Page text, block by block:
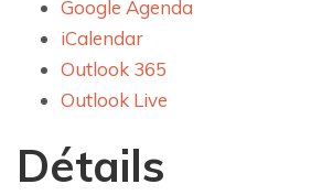
Google Agenda
iCalendar
Outlook 365
Outlook Live
Détails